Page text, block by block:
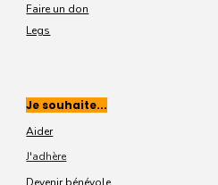
Faire un don
Legs
Je souhaite...
Aider
J'adhère